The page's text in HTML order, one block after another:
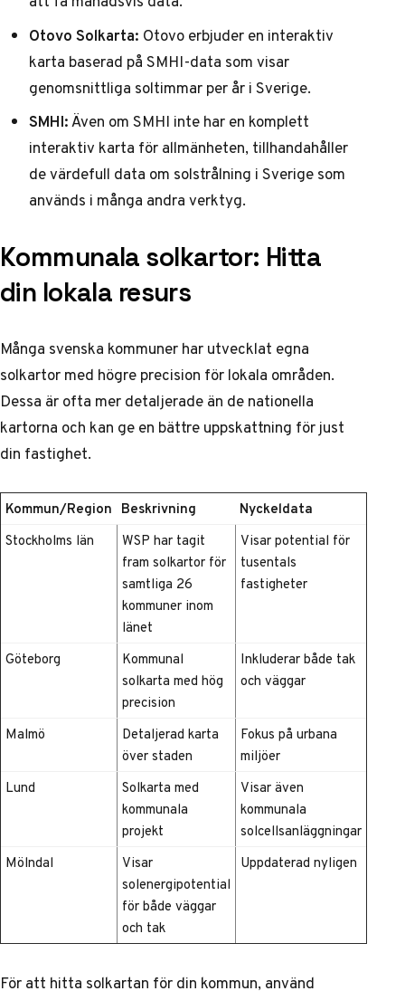
Otovo Solkarta: Otovo erbjuder en interaktiv
karta baserad på SMHI-data som visar
genomsnittliga soltimmar per år i Sverige.
SMHI:Även om SMHI inte har en komplett
interaktiv karta för allmänheten, tillhandahåller
devärdefull data om solstrålning i Sverigesom
används i många andra verktyg.
Kommunala solkartor: Hitta
din lokala resurs
Många svenska kommuner har utvecklat egna
solkartor med högre precision för lokala områden.
Dessa är ofta mer detaljerade än de nationella
kartorna och kan ge en bättre uppskattning för just
din fastighet.
Kommun/Region Beskrivning
Nyckeldata
Stockholms län
WSP har tagit
fram solkartor för
samtliga 26
kommuner inom
länet
Visar potential för
tusentals
fastigheter
Göteborg
Kommunal
solkarta med hög
precision
Inkluderar både tak
och väggar
Malmö
Detaljerad karta
över staden
Fokus på urbana
miljöer
Lund
Solkarta med
kommunala
projekt
Visar även
kommunala
solcellsanläggningar
Mölndal
Visar
solenergipotential
för både väggar
och tak
Uppdaterad nyligen
För att hitta solkartan för din kommun, använd